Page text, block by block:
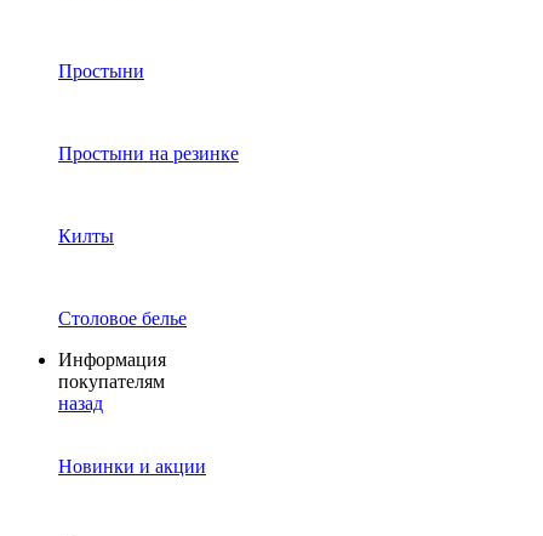
Простыни
Простыни на резинке
Килты
Столовое белье
Информация
покупателям
назад
Новинки и акции